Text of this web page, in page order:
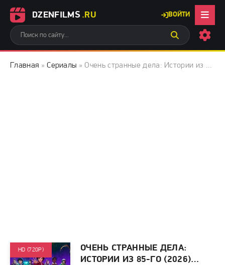
DZENFILMS .RU ВОЙТИ
Главная »Сериалы » Очень странные дела: Истории из 85-го (2026)
ОЧЕНЬ СТРАННЫЕ ДЕЛА:
ИСТОРИИ ИЗ 85-ГО (2026)
HD (720P)